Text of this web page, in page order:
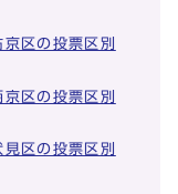
区の投票区別
区の投票区別
区の投票区別